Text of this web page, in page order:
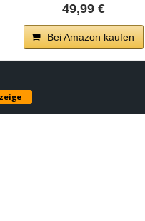
49,99 €
Bei Amazon kaufen